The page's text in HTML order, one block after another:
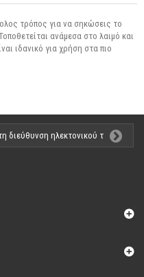
τρόπος για να σηκώσεις το
ανάμεσα στο λαιμό και
ιδανικό για χρήση στα πιο